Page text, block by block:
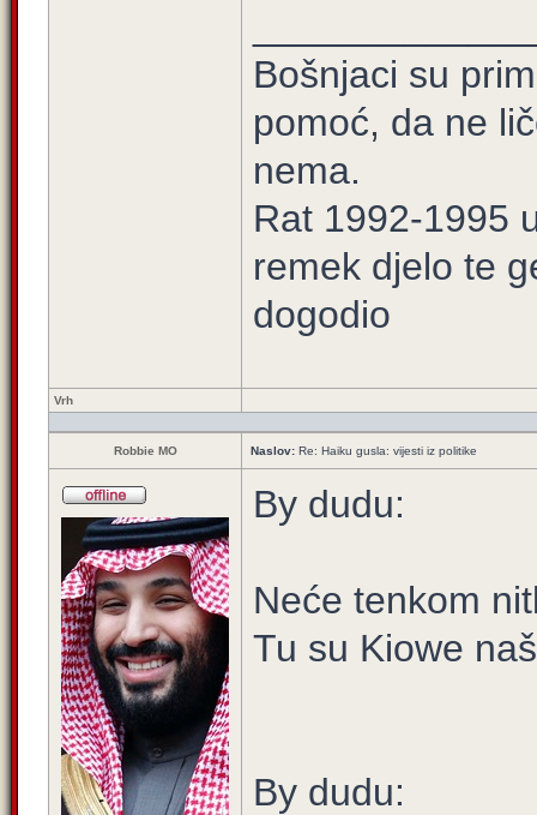
Bošnjaci su
pomoć, da ne
nema.
Rat 1992-1995
remek djelo te
dogodio
Vrh
Robbie MO Naslov: Re: Haiku gusla: vijesti iz politike
By dudu:
Neće tenkom
Tu su Kiowe
By dudu: